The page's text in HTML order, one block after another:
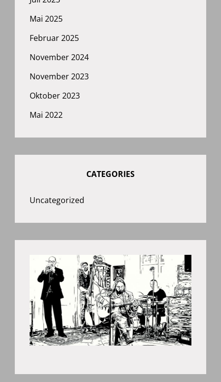
Mai 2025
Februar 2025
November 2024
November 2023
Oktober 2023
Mai 2022
CATEGORIES
Uncategorized